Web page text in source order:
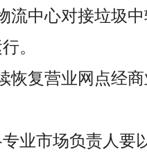
流中心对接垃圾
。
恢复营业网点经
业市场负责人要